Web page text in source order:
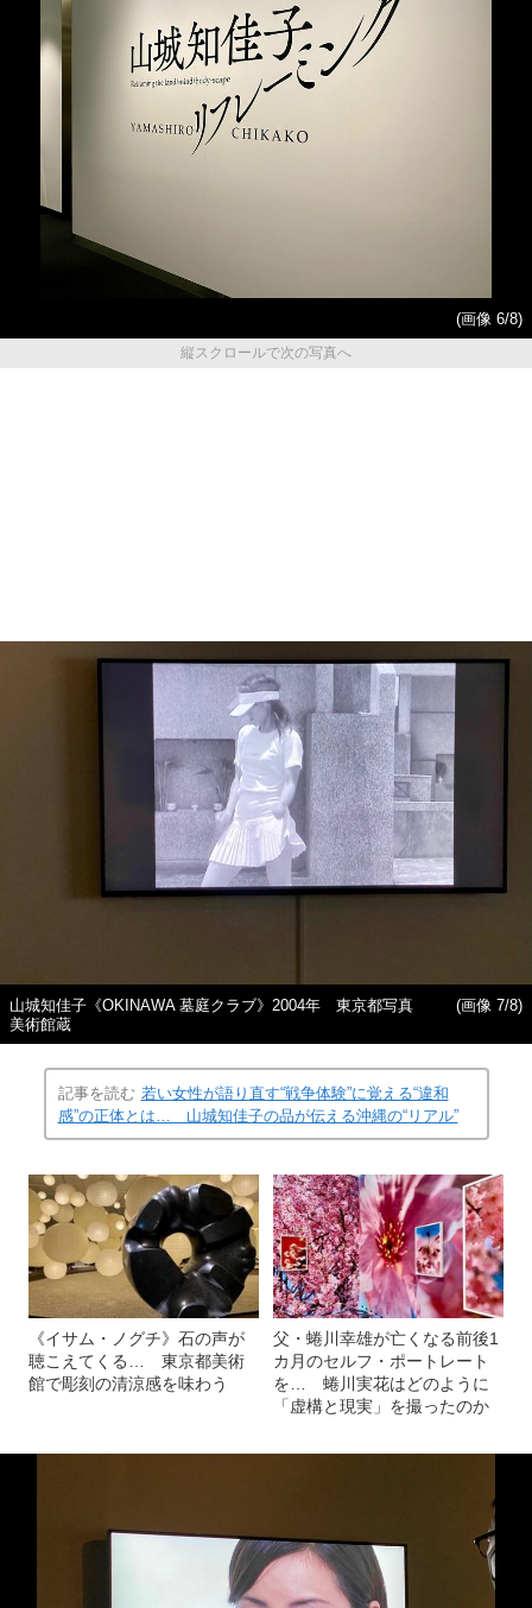
(画像 6/8)
縦スクロールで次の写真へ
山城知佳子《OKINAWA 墓庭クラブ》2004年 東京都写真
美術館蔵
(画像 7/8)
記事を読む 若い女性が語り直す“戦争体験”に覚える“違和
感”の正体とは… 山城知佳子の品が伝える沖縄の“リアル”
《イサム・ノグチ》石の声が
聴こえてくる… 東京都美術
館で彫刻の清涼感を味わう
父・蜷川幸雄が亡くなる前後1
カ月のセルフ・ポートレート
を… 蜷川実花はどのように
「虚構と現実」を撮ったのか